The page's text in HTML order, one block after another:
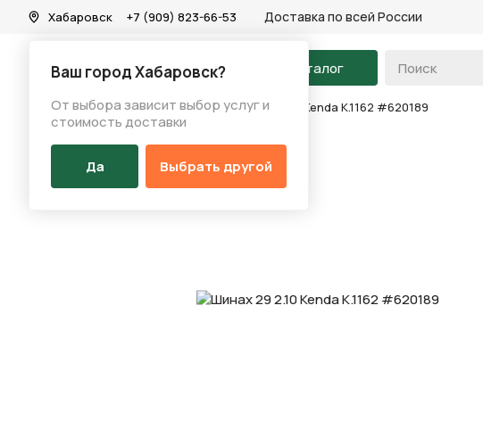
Хабаровск
Ваш город Хабаровск?
От выбора зависит выбор услуг и
стоимость доставки
Да Выбрать другой
+7 (909) 823-66-53 Доставка по всей России
На главную Каталог
Каталог/Запчасти/Покрышка/ Шинах 29 2.10 Kenda K.1162 #620189